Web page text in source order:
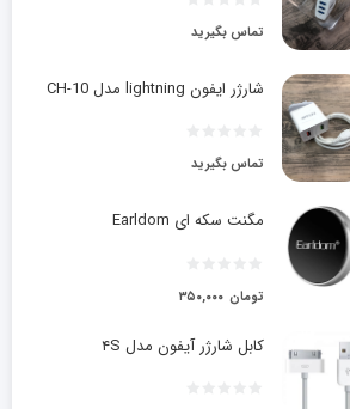
تماس بگیرید
شارژر ایفون lightning مدل CH-10
تماس بگیرید
مگنت سکه ای Earldom
۳۵۰,۰۰۰ تومان
کابل شارژر آیفون مدل ۴S